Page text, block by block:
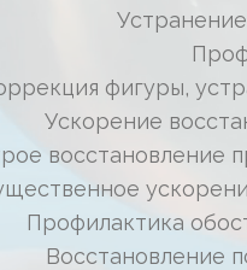
фигуры,
Ускорение
восстановление
Профилактика
Восстановление